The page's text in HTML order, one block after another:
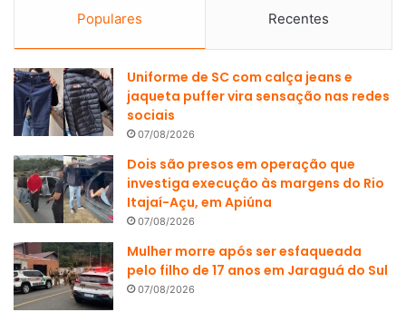
Populares Recentes
Uniforme de SC com calça jeans e
jaqueta puffer vira sensação nas redes
sociais
07/08/2026
Dois são presos em operação que
investiga execução às margens do Rio
Itajaí-Açu, em Apiúna
07/08/2026
Mulher morre após ser esfaqueada
pelo filho de 17 anos em Jaraguá do Sul
07/08/2026